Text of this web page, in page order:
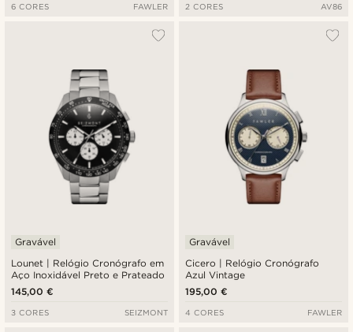
6 CORES FAWLER 2 CORES AV86
Lounet | Relógio Cronógrafo em
Aço Inoxidável Preto e Prateado
Gravável
145,00 €
3 CORES SEIZMONT
Cicero | Relógio Cronógrafo
Azul Vintage
Gravável
195,00 €
4 CORES FAWLER